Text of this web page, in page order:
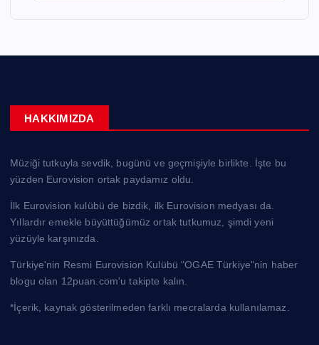
HAKKIMIZDA
Müziği tutkuyla sevdik, bugünü ve geçmişiyle birlikte. İşte bu
yüzden Eurovision ortak paydamız oldu.
İlk Eurovision kulübü de bizdik, ilk Eurovision medyası da.
Yıllardır emekle büyüttüğümüz ortak tutkumuz, şimdi yeni
yüzüyle karşınızda.
Türkiye'nin Resmi Eurovision Kulübü "OGAE Türkiye"nin haber
blogu olan 12puan.com'u takipte kalın.
*İçerik, kaynak gösterilmeden farklı mecralarda kullanılamaz.